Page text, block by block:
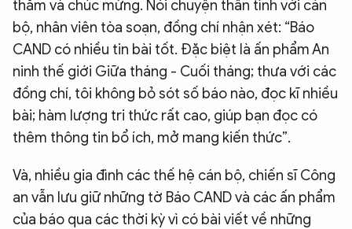
thăm và chúc mừng. Nói chuyện thân tình với cán
bộ, nhân viên tòa soạn, đồng chí nhận xét: “Báo
CAND có nhiều tin bài tốt. Đặc biệt là ấn phẩm An
ninh thế giới Giữa tháng - Cuối tháng; thưa với các
đồng chí, tôi không bỏ sót số báo nào, đọc kĩ nhiều
bài; hàm lượng tri thức rất cao, giúp bạn đọc có
thêm thông tin bổ ích, mở mang kiến thức”.
Và, nhiều gia đình các thế hệ cán bộ, chiến sĩ Công
an vẫn lưu giữ những tờ Báo CAND và các ấn phẩm
của báo qua các thời kỳ vì có bài viết về những